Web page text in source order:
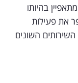
שמתאפיין בהיותו
את פעילות
השונים